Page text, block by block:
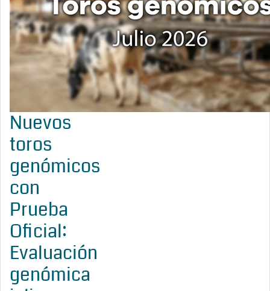
Nuevos
toros
genómicos
con
Prueba
Oficial:
Evaluación
genómica